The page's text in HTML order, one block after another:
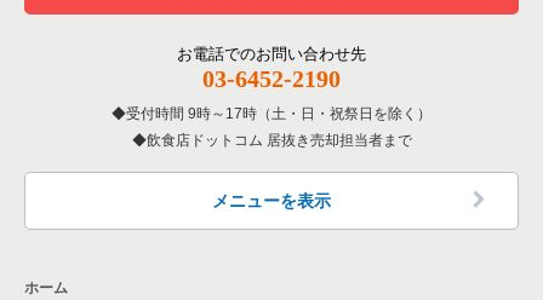
その他の居抜き売却物件の案件一覧
江戸川区の飲食店の居抜き売却物件の案件一覧
墨田区の飲食店の居抜き売却物件の案件一覧
品川区の飲食店の居抜き売却物件の案件一覧
東京23区の居酒屋・ダイニングバーの居抜き売却物件の案件一
東京23区の専門料理の居抜き売却物件の案件一覧
東京23区の和食の居抜き売却物件の案件一覧
東京23区の洋食の居抜き売却物件の案件一覧
お電話でのお問い合わせ先
03-6452-2190
受付時間 9時～17時（土・日・祝祭日を除く）
飲食店ドットコム 居抜き売却担当者まで
メニューを表示
ホーム